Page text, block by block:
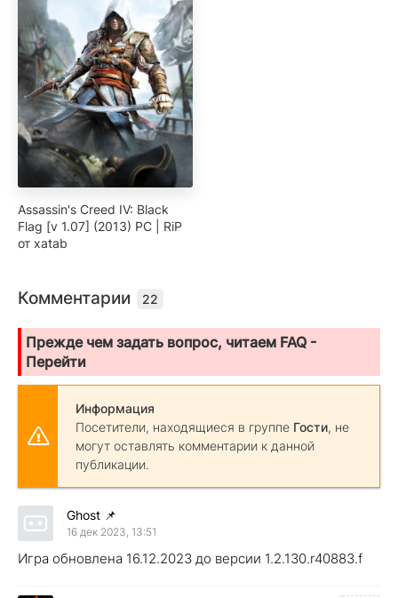
Assassin's Creed IV: Black
Flag [v 1.07] (2013) PC | RiP
от xatab
Комментарии 22
Прежде чем задать вопрос, читаем FAQ -
Перейти
Информация
Посетители, находящиеся в группе Гости, не
могут оставлять комментарии к данной
публикации.
Ghost 📌
16 дек 2023, 13:51
Игра обновлена 16.12.2023 до версии 1.2.130.r40883.f